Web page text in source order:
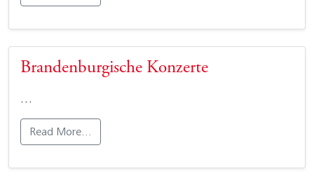
Brandenburgische Konzerte
…
Read More…